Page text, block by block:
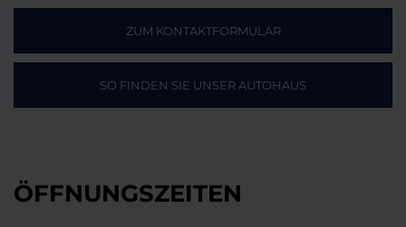
ZUM KONTAKTFORMULAR
SO FINDEN SIE UNSER AUTOHAUS
ÖFFNUNGSZEITEN